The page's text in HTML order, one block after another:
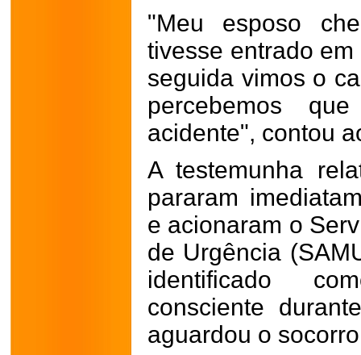
"Meu esposo
tivesse entrado
seguida vimos o
percebemos
acidente", contou
A testemunha
pararam
e acionaram o
de Urgência
identificado
consciente
aguardou o